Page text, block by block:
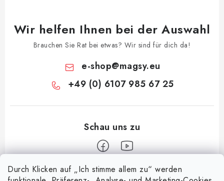
Durch Klicken auf „Ich stimme allem zu“ werden
Wir helfen Ihnen bei der Auswahl
Brauchen Sie Rat bei etwas? Wir sind für dich da!
e-shop@magsy.eu
+49 (0) 6107 985 67 25